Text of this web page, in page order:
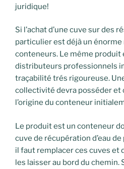
juridique!
Si l’achat d’une cuve sur des
particulier est déjà un énorme
conteneurs. Le même produit
distributeurs professionnels
traçabilité trés rigoureuse.
collectivité devra posséder et
l’origine du conteneur
Le produit est un conteneur
cuve de récupération d’eau
il faut remplacer ces cuves et
les laisser au bord du chemin.